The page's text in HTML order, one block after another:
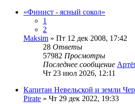
«Финист - ясный сокол»
1
2
Maksim » Пт 12 дек 2008, 17:42
28 Ответы
57982 Просмотры
Последнее сообщение
Чт 23 июл 2026, 12:11
Капитан Невельской и земли
Pirate » Чт 29 дек 2022, 19:33